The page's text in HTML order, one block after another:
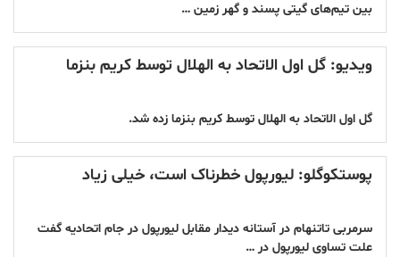
بین تیم‌های گیتی پسند و گهر زمین …
ویدیو: گل اول الاتحاد به الهلال توسط کریم بنزما
گل اول الاتحاد به الهلال توسط کریم بنزما زده شد.
پوستکوگلو: لیورپول خطرناک است، خیلی زیاد
سرمربی تاتنهام در آستانه دیدار مقابل لیورپول در جام اتحادیه گفت
‏علت تساوی لیورپول در …